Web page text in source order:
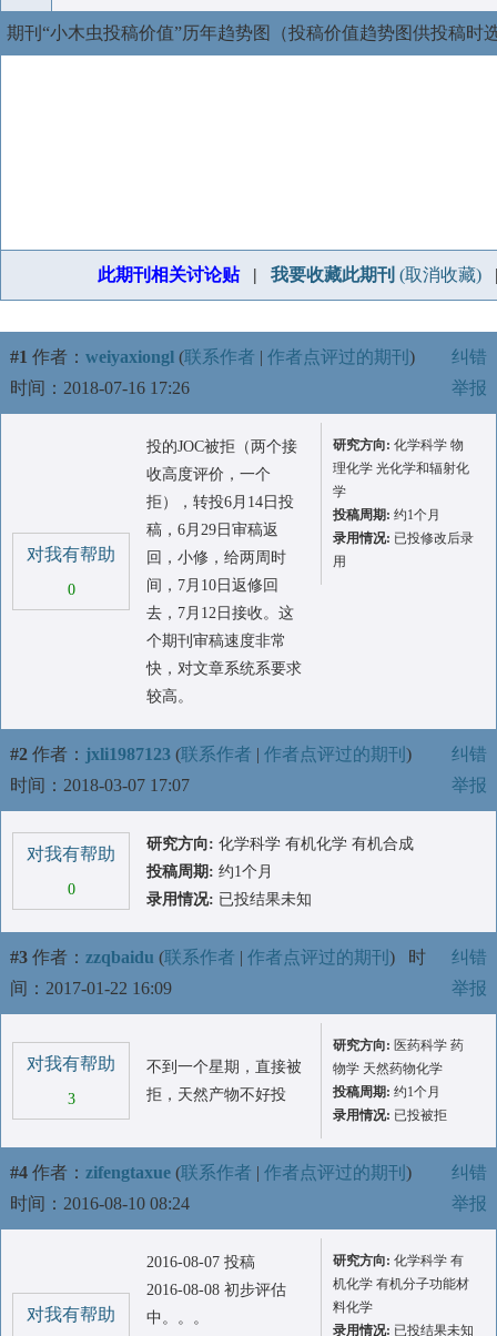
期刊“小木虫投稿价值”历年趋势图（投稿价值趋势图供投稿时
此期刊相关讨论贴| 我要收藏此期刊 (取消收藏)
#1 作者： weiyaxiongl (联系作者 | 作者点评过的期刊 )
时间：2018-07-16 17:26
纠错
举报
对我有帮助
0
投的JOC被拒（两个接
收高度评价，一个
拒），转投6月14日投
稿，6月29日审稿返
回，小修，给两周时
间，7月10日返修回
去，7月12日接收。这
个期刊审稿速度非常
快，对文章系统系要求
较高。
研究方向: 化学科学 物
理化学 光化学和辐射化
学
投稿周期: 约1个月
录用情况: 已投修改后录
用
#2 作者： jxli1987123 (联系作者 | 作者点评过的期刊 )
时间：2018-03-07 17:07
纠错
举报
对我有帮助
0
研究方向: 化学科学 有机化学 有机合成
投稿周期: 约1个月
录用情况: 已投结果未知
#3 作者： zzqbaidu (联系作者 | 作者点评过的期刊 ) 时
间：2017-01-22 16:09
纠错
举报
对我有帮助
3
不到一个星期，直接被
拒，天然产物不好投
研究方向: 医药科学 药
物学 天然药物化学
投稿周期: 约1个月
录用情况: 已投被拒
#4 作者： zifengtaxue (联系作者 | 作者点评过的期刊 )
时间：2016-08-10 08:24
纠错
举报
对我有帮助
2016-08-07 投稿
2016-08-08 初步评估
中。。。
研究方向: 化学科学 有
机化学 有机分子功能材
料化学
录用情况: 已投结果未知